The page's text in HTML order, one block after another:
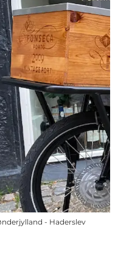
- Haderslev